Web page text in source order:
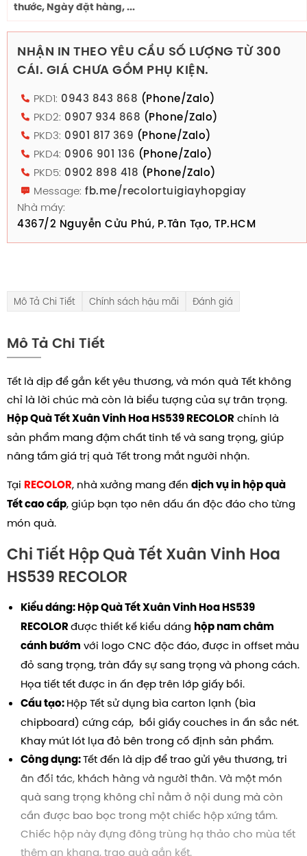
thước, Ngày đặt hàng, ...
NHẬN IN THEO YÊU CẦU SỐ LƯỢNG TỪ 300
CÁI. GIÁ CHƯA GỒM PHỤ KIỆN.
PKD1: 0943 843 868 (Phone/Zalo)
PKD2: 0907 934 868 (Phone/Zalo)
PKD3: 0901 817 369 (Phone/Zalo)
PKD4: 0906 901 136 (Phone/Zalo)
PKD5: 0902 898 418 (Phone/Zalo)
Message: fb.me/recolortuigiayhopgiay
Nhà máy:
4367/2 Nguyễn Cửu Phú, P.Tân Tạo, TP.HCM
Mô Tả Chi Tiết Chính sách hậu mãi Đánh giá
Mô Tả Chi Tiết
Tết là dịp để gắn kết yêu thương, và món quà Tết không
chỉ là lời chúc mà còn là biểu tượng của sự trân trọng.
Hộp Quà Tết Xuân Vinh Hoa HS539 RECOLOR chính là
sản phẩm mang đậm chất tinh tế và sang trọng, giúp
nâng tầm giá trị quà Tết trong mắt người nhận.
Tại RECOLOR, nhà xưởng mang đến dịch vụ in hộp quà
Tết cao cấp, giúp bạn tạo nên dấu ấn độc đáo cho từng
món quà.
Chi Tiết Hộp Quà Tết Xuân Vinh Hoa
HS539 RECOLOR
Kiểu dáng: Hộp Quà Tết Xuân Vinh Hoa HS539
RECOLOR được thiết kế kiểu dáng hộp nam châm
cánh bướm với logo CNC độc đáo, được in offset màu
đỏ sang trọng, tràn đầy sự sang trọng và phong cách.
Họa tiết tết được in ấn đẹp trên lớp giấy bồi.
Cấu tạo: Hộp Tết sử dụng bìa carton lạnh (bìa
chipboard) cứng cáp, bồi giấy couches in ấn sắc nét.
Khay mút lót lụa đỏ bên trong cố định sản phẩm.
Công dụng:Tết đến là dịp để trao gửi yêu thương, tri
ân đối tác, khách hàng và người thân. Và một món
quà sang trọng không chỉ nằm ở nội dung mà còn
cần được bao bọc trong một chiếc hộp xứng tầm.
Chiếc hộp này đựng đông trùng hạ thảo cho mùa tết
thêm an khang, trao quà gắn kết.